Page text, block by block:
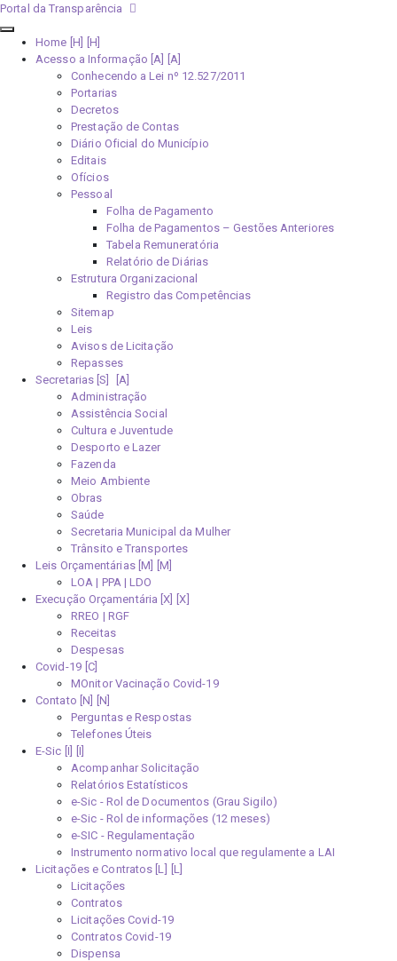
Portal da Transparência
Home [H]
Acesso a Informação [A]
Conhecendo a Lei nº 12.527/2011
Portarias
Decretos
Prestação de Contas
Diário Oficial do Município
Editais
Ofícios
Pessoal
Folha de Pagamento
Folha de Pagamentos – Gestões Anteriores
Tabela Remuneratória
Relatório de Diárias
Estrutura Organizacional
Registro das Competências
Sitemap
Leis
Avisos de Licitação
Repasses
Secretarias [S]
Administração
Assistência Social
Cultura e Juventude
Desporto e Lazer
Fazenda
Meio Ambiente
Obras
Saúde
Secretaria Municipal da Mulher
Trânsito e Transportes
Leis Orçamentárias [M]
LOA | PPA | LDO
Execução Orçamentária [X]
RREO | RGF
Receitas
Despesas
Covid-19
MOnitor Vacinação Covid-19
Contato [N]
Perguntas e Respostas
Telefones Úteis
E-Sic [I]
Acompanhar Solicitação
Relatórios Estatísticos
e-Sic - Rol de Documentos (Grau Sigilo)
e-Sic - Rol de informações (12 meses)
e-SIC - Regulamentação
Instrumento normativo local que regulamente a LAI
Licitações e Contratos [L]
Licitações
Contratos
Licitações Covid-19
Contratos Covid-19
Dispensa